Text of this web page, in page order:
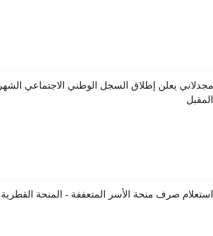
مجدلاني يعلن إطلاق السجل الوطني الاجتماعي الشهر
المقبل
استعلام صرف منحة الأسر المتعففة - المنحة القطرية